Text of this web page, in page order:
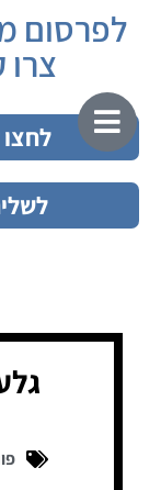
לפרסום
לחצו